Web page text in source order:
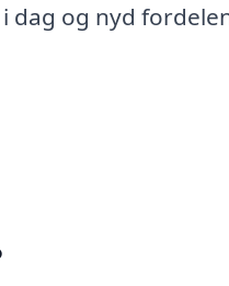
dag og nyd